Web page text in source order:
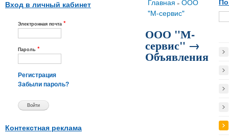
Вход в личный кабинет
Электронная почта *
Пароль *
Регистрация
Забыли пароль?
Контекстная реклама
Вы здесь
Главная » ООО
"М-сервис"
ООО "М-
сервис" →
Объявления